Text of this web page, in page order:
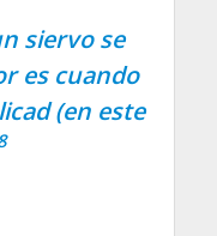
siervo se
es cuando
(en este